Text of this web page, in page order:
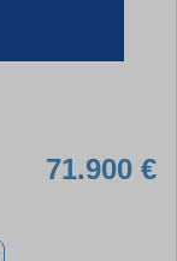
71.900 €